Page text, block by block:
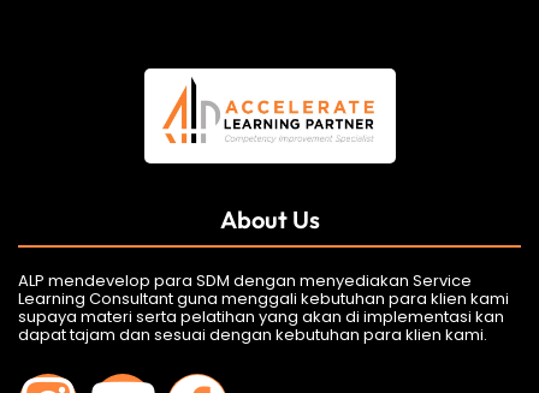
About Us
ALP mendevelop para SDM dengan menyediakan Service
Learning Consultant guna menggali kebutuhan para klien kami
supaya materi serta pelatihan yang akan di implementasi kan
dapat tajam dan sesuai dengan kebutuhan para klien kami.